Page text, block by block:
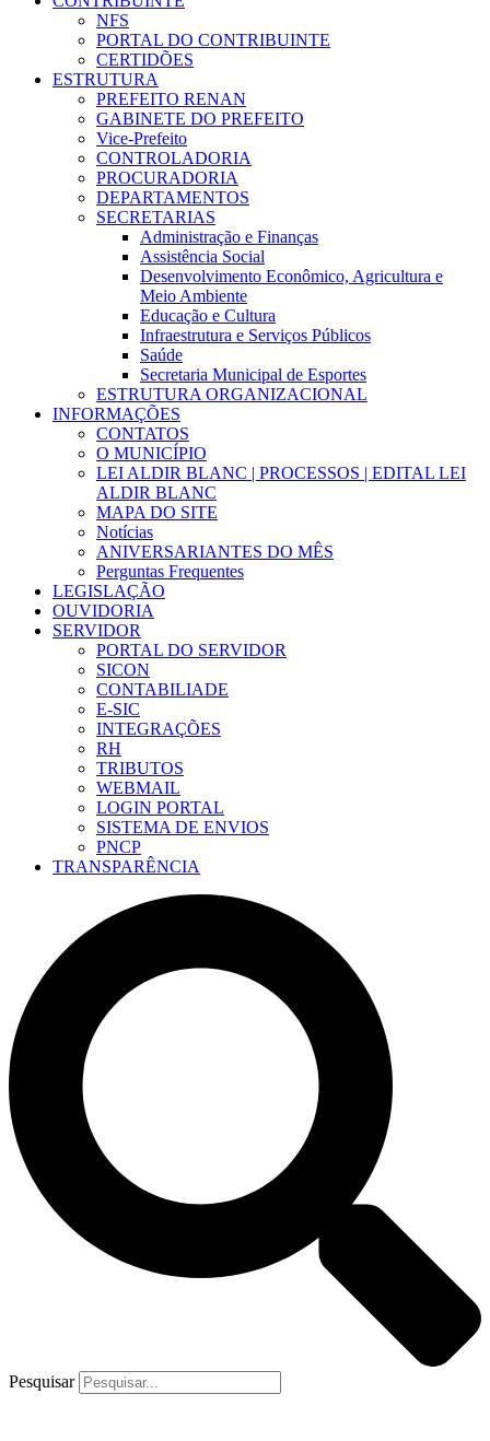
NFS
PORTAL DO CONTRIBUINTE
CERTIDÕES
ESTRUTURA
PREFEITO RENAN
GABINETE DO PREFEITO
Vice-Prefeito
CONTROLADORIA
PROCURADORIA
DEPARTAMENTOS
SECRETARIAS
Administração e Finanças
Assistência Social
Desenvolvimento Econômico, Agricultura e
Meio Ambiente
Educação e Cultura
Infraestrutura e Serviços Públicos
Saúde
Secretaria Municipal de Esportes
ESTRUTURA ORGANIZACIONAL
INFORMAÇÕES
CONTATOS
O MUNICÍPIO
LEI ALDIR BLANC | PROCESSOS | EDITAL LEI
ALDIR BLANC
MAPA DO SITE
Notícias
ANIVERSARIANTES DO MÊS
Perguntas Frequentes
LEGISLAÇÃO
OUVIDORIA
SERVIDOR
PORTAL DO SERVIDOR
SICON
CONTABILIADE
E-SIC
INTEGRAÇÕES
RH
TRIBUTOS
WEBMAIL
LOGIN PORTAL
SISTEMA DE ENVIOS
PNCP
TRANSPARÊNCIA
Pesquisar